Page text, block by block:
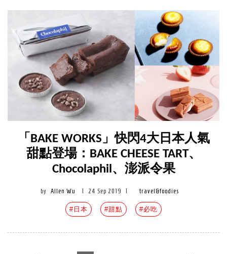
「BAKE WORKS」快閃4大日本人氣
甜點登場：BAKE CHEESE TART、
Chocolaphil、澎派令果
by Allen Wu 24 Sep 2019 travel&foodies
#日本 #甜點 #必吃